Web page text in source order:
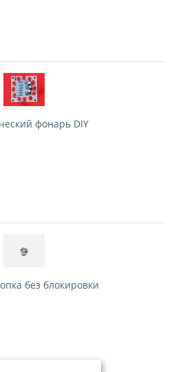
фонарь DIY
без блокировки